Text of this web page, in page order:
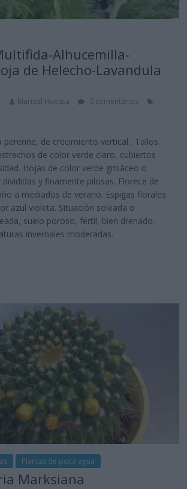
Alhucemilla-
de Helecho-Lavandula
Marisol Huesca
0 comentarios
perenne, de crecimiento vertical . Tallos
de color verde claro, cubiertos
Hojas de color verde grisáceo o
y finamente pilosas. Florece de
a mediados de verano. Espigas florales
azul violeta. Situación soleada o
suelo poroso, fértil, bien drenado.
invernales moderadas.
Plantas de poca agua
Marksiana